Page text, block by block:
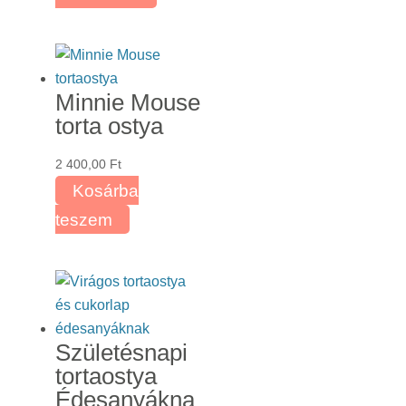
több
van.
A
Minnie Mouse
torta ostya
2 400,00 Ft
Kosárba
teszem
Születésnapi
tortaostya
Édesanyákna